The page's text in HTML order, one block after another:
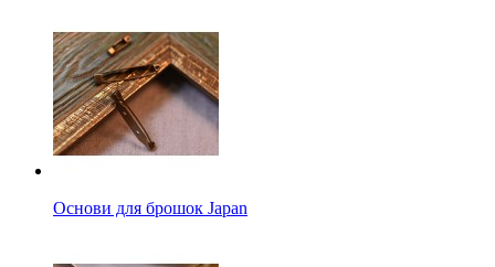
Основи для брошок Japan